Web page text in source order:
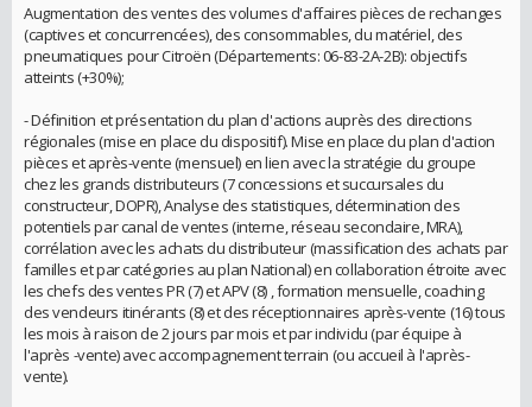
Augmentation des ventes des volumes d'affaires pièces de rechanges
(captives et concurrencées), des consommables, du matériel, des
pneumatiques pour Citroën (Départements: 06-83-2A-2B): objectifs
atteints (+30%);
- Définition et présentation du plan d'actions auprès des directions
régionales (mise en place du dispositif). Mise en place du plan d'action
pièces et après-vente (mensuel) en lien avec la stratégie du groupe
chez les grands distributeurs (7 concessions et succursales du
constructeur, DOPR), Analyse des statistiques, détermination des
potentiels par canal de ventes (interne, réseau secondaire, MRA),
corrélation avec les achats du distributeur (massification des achats par
familles et par catégories au plan National) en collaboration étroite avec
les chefs des ventes PR (7) et APV (8) , formation mensuelle, coaching
des vendeurs itinérants (8) et des réceptionnaires après-vente (16) tous
les mois à raison de 2 jours par mois et par individu (par équipe à
l'après -vente) avec accompagnement terrain (ou accueil à l'après-
vente).